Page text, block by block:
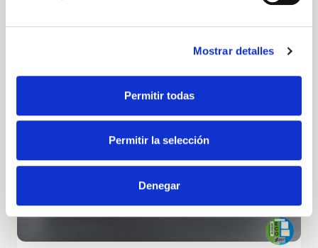
Mostrar detalles
Permitir todas
Permitir la selección
Denegar
Volkswagen Vehículo nuevo